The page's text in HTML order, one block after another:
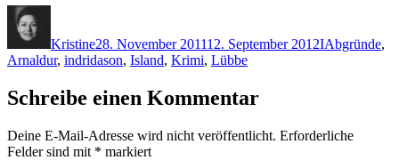
Kristine28. November 201112. September 2012IAbgründe,
Arnaldur, indridason, Island, Krimi, Lübbe
Schreibe einen Kommentar
Deine E-Mail-Adresse wird nicht veröffentlicht. Erforderliche
Felder sind mit * markiert